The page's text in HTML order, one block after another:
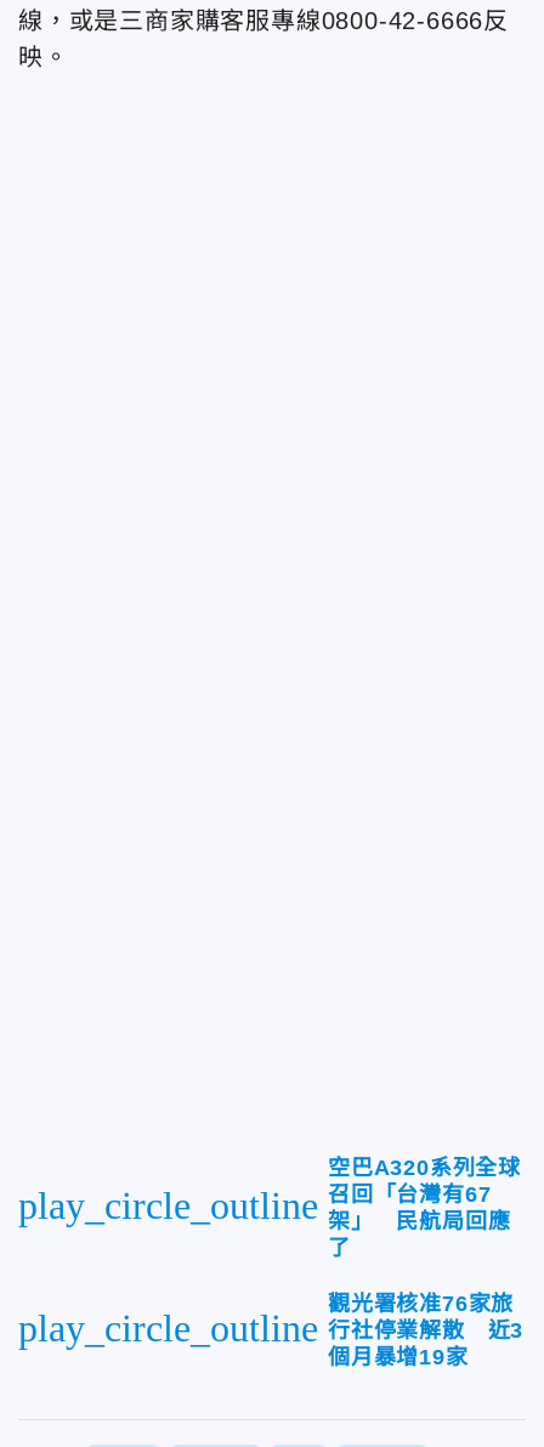
線，或是三商家購客服專線0800-42-6666反
映。
play_circle_outline
空巴A320系列全球
召回「台灣有67
架」 民航局回應
了
play_circle_outline
觀光署核准76家旅
行社停業解散 近3
個月暴增19家